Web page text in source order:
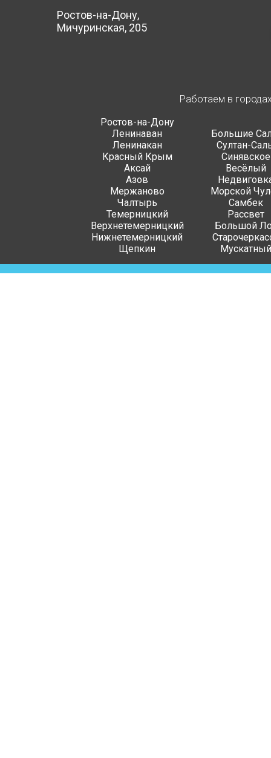
Ростов-на-Дону,
Мичуринская, 205
Работаем в
Ростов-на-Дону
Ленинаван
Ленинакан
Красный Крым
Аксай
Азов
Мержаново
Чалтырь
Темерницкий
Верхнетемерницкий
Нижнетемерницкий
Щепкин
Большие
Султан-
Синявское
Весёлый
Морской
Самбек
Рассвет
Большой
Мускатный